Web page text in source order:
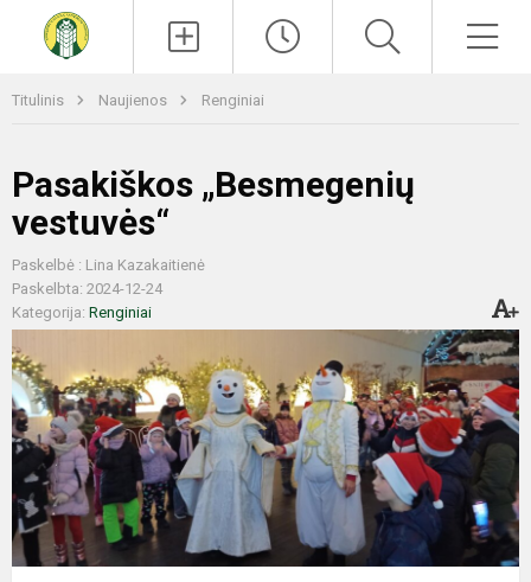
Titulinis Naujienos Renginiai
Pasakiškos „Besmegenių
vestuvės“
Paskelbė : Lina Kazakaitienė
Paskelbta: 2024-12-24
Kategorija: Renginiai